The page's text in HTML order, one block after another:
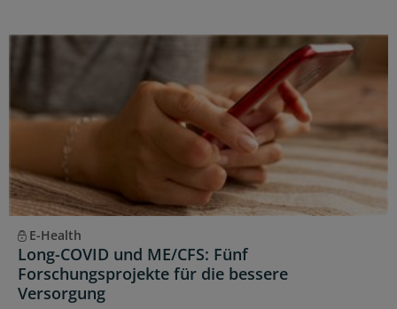
E-Health
Long-COVID und ME/CFS: Fünf
Forschungsprojekte für die bessere
Versorgung